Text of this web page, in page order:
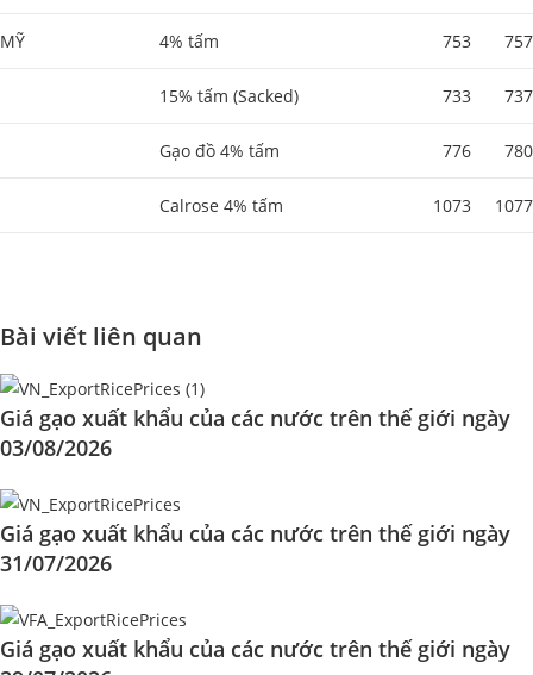
MỸ 4% tấm 753 757
15% tấm (Sacked) 733 737
Gạo đồ 4% tấm 776 780
Calrose 4% tấm 1073 1077
Bài viết liên quan
Giá gạo xuất khẩu của các nước trên thế giới ngày
03/08/2026
Giá gạo xuất khẩu của các nước trên thế giới ngày
31/07/2026
Giá gạo xuất khẩu của các nước trên thế giới ngày